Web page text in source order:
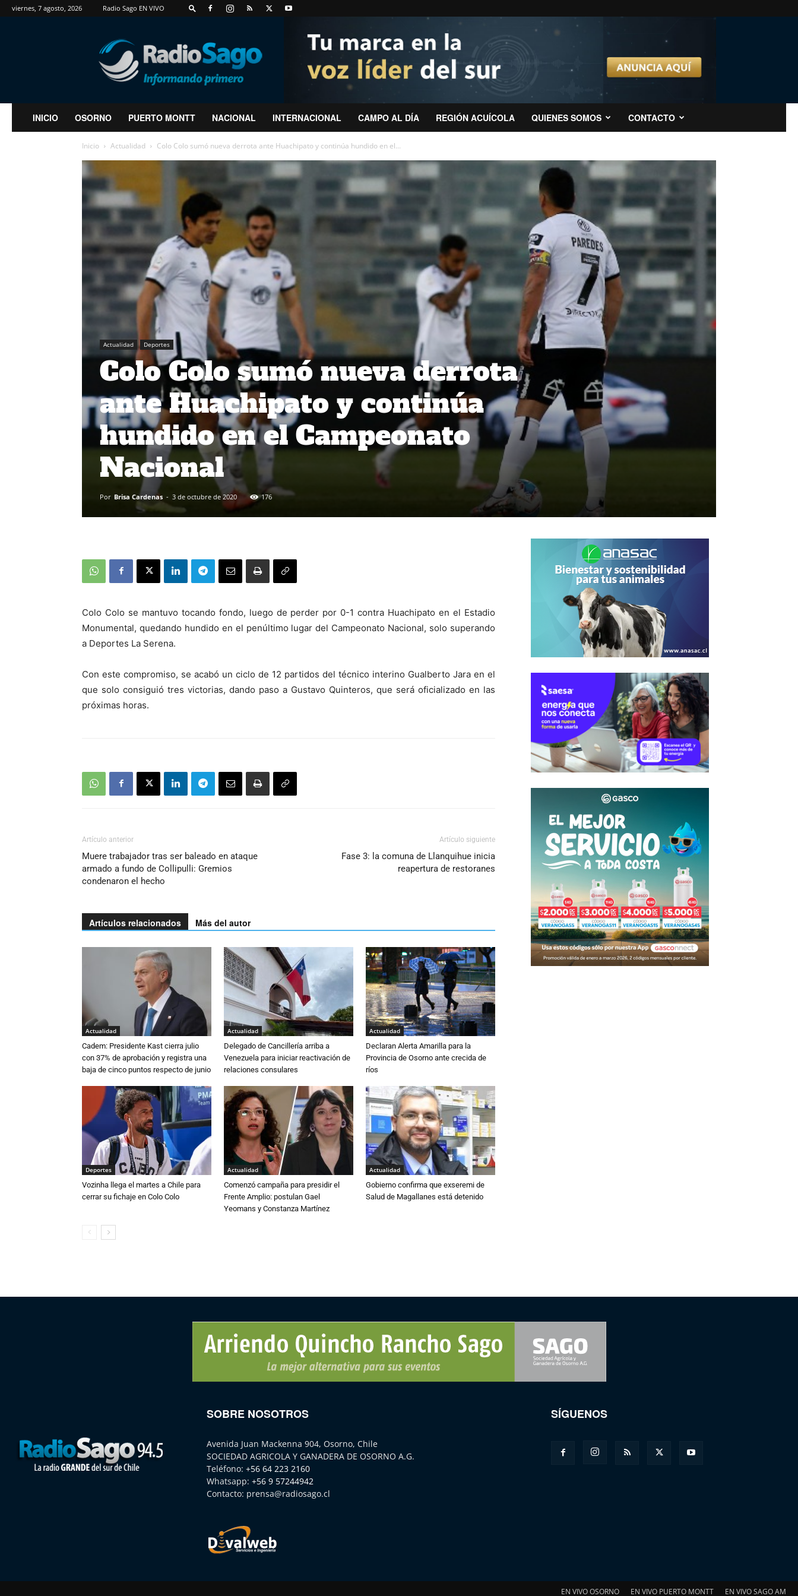
viernes, 7 agosto, 2026 Radio Sago EN VIVO
RadioSago
INICIO OSORNO PUERTO MONTT NACIONAL INTERNACIONAL CAMPO AL DÍA REGIÓN ACUÍCOLA QUIENES SOMOS CONTACTO
Inicio Actualidad Colo Colo sumó nueva derrota ante Huachipato y continúa hundido en el...
Actualidad Deportes
Colo Colo sumó nueva derrota
ante Huachipato y continúa
hundido en el Campeonato
Nacional
Por Brisa Cardenas - 3 de octubre de 2020 176
Colo Colo se mantuvo tocando fondo, luego de perder por 0-1 contra Huachipato en el Estadio
Monumental, quedando hundido en el penúltimo lugar del Campeonato Nacional, solo superando
a Deportes La Serena.
Con este compromiso, se acabó un ciclo de 12 partidos del técnico interino Gualberto Jara en el
que solo consiguió tres victorias, dando paso a Gustavo Quinteros, que será oficializado en las
próximas horas.
Artículo anterior
Muere trabajador tras ser baleado en ataque
armado a fundo de Collipulli: Gremios
condenaron el hecho
Artículo siguiente
Fase 3: la comuna de Llanquihue inicia
reapertura de restoranes
Artículos relacionados Más del autor
Actualidad
Cadem: Presidente Kast cierra julio
con 37% de aprobación y registra una
baja de cinco puntos respecto de junio
Actualidad
Delegado de Cancillería arriba a
Venezuela para iniciar reactivación de
relaciones consulares
Actualidad
Declaran Alerta Amarilla para la
Provincia de Osorno ante crecida de
ríos
Deportes
Vozinha llega el martes a Chile para
cerrar su fichaje en Colo Colo
Actualidad
Comenzó campaña para presidir el
Frente Amplio: postulan Gael
Yeomans y Constanza Martínez
Actualidad
Gobierno confirma que exseremi de
Salud de Magallanes está detenido
SOBRE NOSOTROS
Avenida Juan Mackenna 904, Osorno, Chile
SOCIEDAD AGRICOLA Y GANADERA DE OSORNO A.G.
Teléfono: +56 64 223 2160
Whatsapp: +56 9 57244942
Contacto: prensa@radiosago.cl
SÍGUENOS
EN VIVO OSORNO EN VIVO PUERTO MONTT EN VIVO SAGO AM